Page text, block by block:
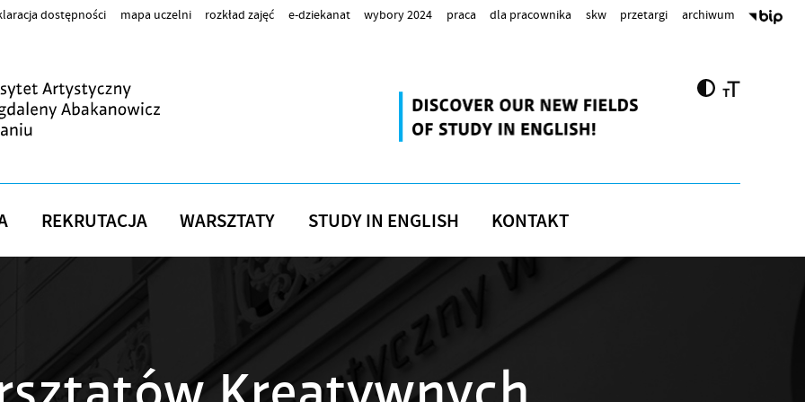
dostępności mapa uczelni rozkład zajęć e-dziekanat wybory 2024 praca dla pracownika skw przetargi archiwum
REKRUTACJA WARSZTATY STUDY IN ENGLISH KONTAKT